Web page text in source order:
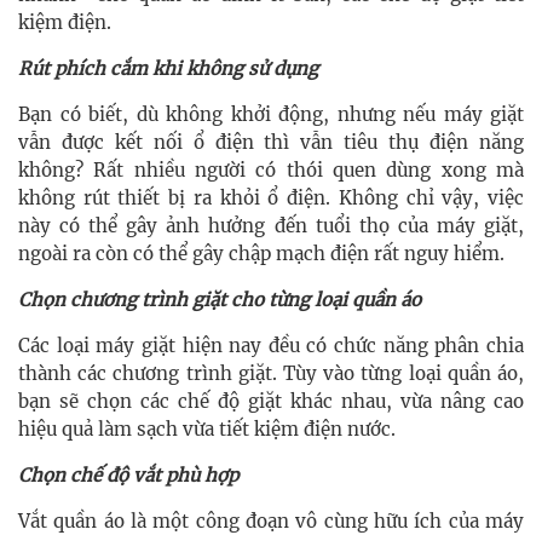
kiệm điện.
Rút phích cắm khi không sử dụng
Bạn có biết, dù không khởi động, nhưng nếu máy giặt
vẫn được kết nối ổ điện thì vẫn tiêu thụ điện năng
không? Rất nhiều người có thói quen dùng xong mà
không rút thiết bị ra khỏi ổ điện. Không chỉ vậy, việc
này có thể gây ảnh hưởng đến tuổi thọ của máy giặt,
ngoài ra còn có thể gây chập mạch điện rất nguy hiểm.
Chọn chương trình giặt cho từng loại quần áo
Các loại máy giặt hiện nay đều có chức năng phân chia
thành các chương trình giặt. Tùy vào từng loại quần áo,
bạn sẽ chọn các chế độ giặt khác nhau, vừa nâng cao
hiệu quả làm sạch vừa tiết kiệm điện nước.
Chọn chế độ vắt phù hợp
Vắt quần áo là một công đoạn vô cùng hữu ích của máy